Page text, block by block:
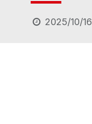
2025/10/16